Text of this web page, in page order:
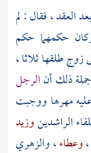
العقد ، فقال : لم
حكمهما حكم
زوج طلقها ثلاثا ،
ذلك أنالرجل
مهرها ووجبت
الراشدينوزيد
،وعطاء،والزهري